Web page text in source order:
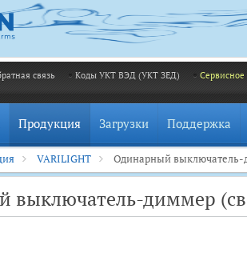
связь Коды УКТ ВЭД (УКТ ЗЕД)
Продукция Загрузки Поддержка
VARILIGHT Одинарный выключатель-
выключатель-диммер